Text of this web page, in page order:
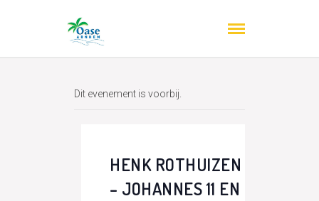
Dit evenement is voorbij.
HENK ROTHUIZEN
– JOHANNES 11 EN